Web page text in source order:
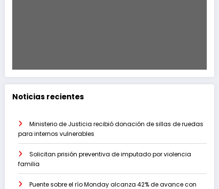
Noticias recientes
Ministerio de Justicia recibió donación de sillas de ruedas
para internos vulnerables
Solicitan prisión preventiva de imputado por violencia
familia
Puente sobre el río Monday alcanza 42% de avance con